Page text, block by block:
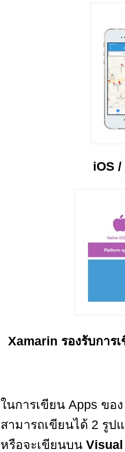
iOS
Xamarin รองรับการ
ในการเขียน Apps ขอ
สามารถเขียนได้ 2 รูป
หรือจะเขียนบน